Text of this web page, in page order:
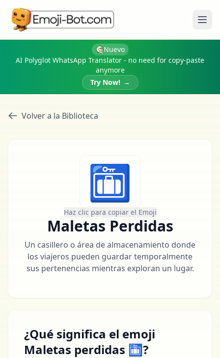
Nuevo
AI Polyglot WhatsApp Translator - no need for copy-paste
anymore
Try Now! →
Volver a la Biblioteca
🛅
Haz clic para copiar el Emoji
Maletas Perdidas
Un casillero o área de almacenamiento donde
los viajeros pueden guardar temporalmente
sus pertenencias mientras exploran un lugar.
¿Qué significa el emoji
Maletas perdidas 🛅?